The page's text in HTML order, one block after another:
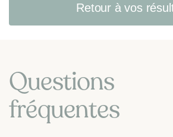
Retour à vos
Questions
fréquentes